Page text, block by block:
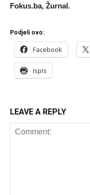
Fokus.ba, Žurnal.
Podjeli ovo:
Facebook
Ispis
LEAVE A REPLY